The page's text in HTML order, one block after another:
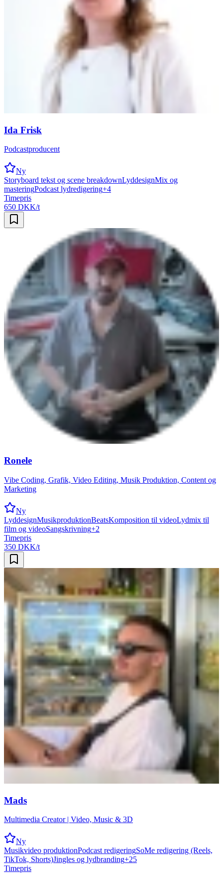
Ida Frisk
Podcastproducent
Ny
Storyboard tekst og scene breakdownLyddesignMix og
masteringPodcast lydredigering+4
Timepris
650 DKK/t
Ronele
Vibe Coding, Grafik, Video Editing, Musik Produktion, Content og
Marketing
Ny
LyddesignMusikproduktionBeatsKomposition til videoLydmix til
film og videoSangskrivning+2
Timepris
350 DKK/t
Mads
Multimedia Creator | Video, Music & 3D
Ny
Musikvideo produktionPodcast redigeringSoMe redigering (Reels,
TikTok, Shorts)Jingles og lydbranding+25
Timepris